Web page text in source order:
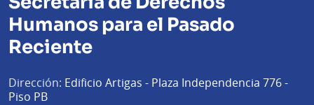
Humanos para el Pasado
Reciente
Dirección: Edificio Artigas - Plaza Independencia 776 -
Piso PB